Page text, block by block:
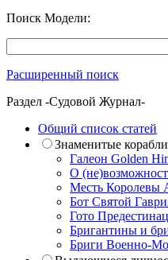
Поиск Модели:
Расширенный поиск
Раздел -Судовой Журнал-
Общий список статей
Знаменитые корабли
Галеон Golden
О
Месть Королевы
Бот Святой
Гото
Бригантины и
Бриги Военно-